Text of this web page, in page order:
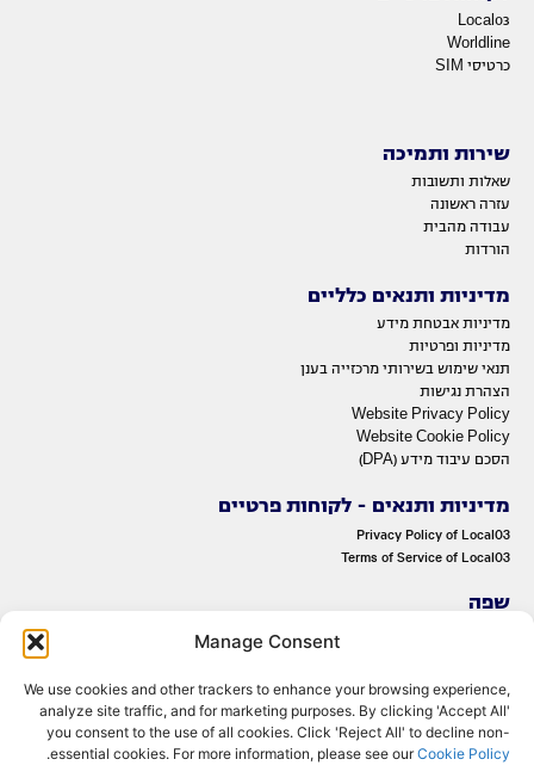
Manage Consent
We use cookies and other trackers to enhance your browsing experience,
analyze site traffic, and for marketing purposes. By clicking 'Accept All'
you consent to the use of all cookies. Click 'Reject All' to decline non-
essential cookies. For more information, please see ourCookie Policy
.
Local03
Worldline
כרטיסי SIM
שירות ותמיכה
שאלות ותשובות
עזרה ראשונה
עבודה מהבית
הורדות
מדיניות ותנאים כלליים
מדיניות אבטחת מידע
מדיניות ופרטיות
תנאי שימוש בשירותי מרכזייה בענן
הצהרת נגישות
Website Privacy Policy
Website Cookie Policy
הסכם עיבוד מידע (DPA)
מדיניות ותנאים - לקוחות פרטיים
Privacy Policy of Local03
Terms of Service of Local03
שפה